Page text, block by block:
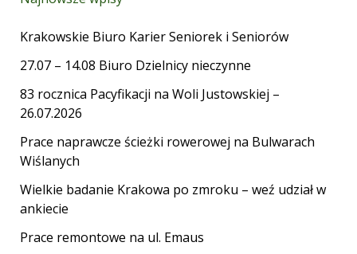
Krakowskie Biuro Karier Seniorek i Seniorów
27.07 – 14.08 Biuro Dzielnicy nieczynne
83 rocznica Pacyfikacji na Woli Justowskiej –
26.07.2026
Prace naprawcze ścieżki rowerowej na Bulwarach
Wiślanych
Wielkie badanie Krakowa po zmroku – weź udział w
ankiecie
Prace remontowe na ul. Emaus